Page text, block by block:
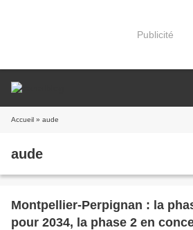
Publicité
Accueil » aude
aude
Montpellier-Perpignan : la
pour 2034, la phase 2 en